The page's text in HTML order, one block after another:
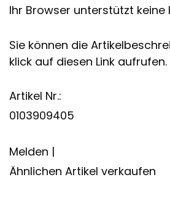
Ihr Browser unterstützt keine
Sie können die
klick auf diesen Link aufrufen.
Artikel Nr.:
0103909405
Melden |
Ähnlichen Artikel verkaufen